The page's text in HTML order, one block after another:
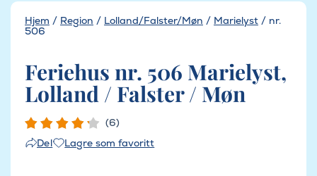
Hjem / Region / Lolland/Falster/Møn / Marielyst / nr.
506
Feriehus nr. 506 Marielyst,
Lolland / Falster / Møn
(6)
Del
Lagre som favoritt